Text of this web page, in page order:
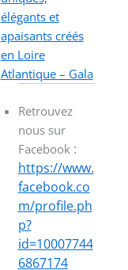
élégants et
apaisants créés
en Loire
Atlantique – Gala
Retrouvez
nous sur
Facebook :
https://www.
facebook.co
m/profile.ph
p?
id=10007744
6867174